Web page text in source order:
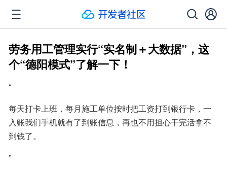
劳务用工管理实行“实名制＋大数据”，这
个“德阳模式”了解一下！
“
每天打卡上班，每月施工单位按时把工资打到银行卡，一
入账我们手机就有了到账信息，再也不用担心干完活拿不
到钱了。
”